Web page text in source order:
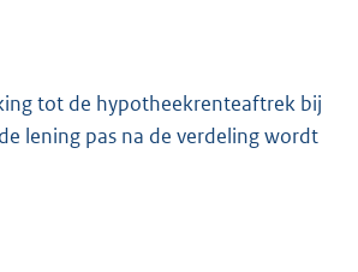
tot de hypotheekrenteaftrek bij
lening pas na de verdeling wordt